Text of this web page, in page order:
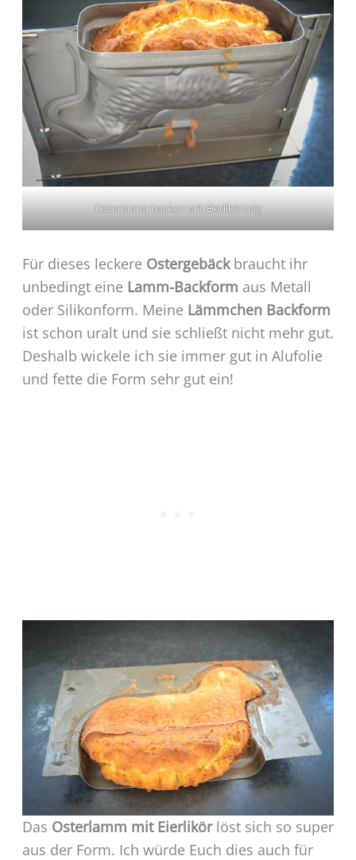
Osterlamm backen mit Eierlikörteig
Für dieses leckere Ostergebäck braucht ihr
unbedingt eine Lamm-Backform aus Metall
oder Silikonform. Meine Lämmchen Backform
ist schon uralt und sie schließt nicht mehr gut.
Deshalb wickele ich sie immer gut in Alufolie
und fette die Form sehr gut ein!
Das Osterlamm mit Eierlikörlöst sich so super
aus der Form. Ich würde Euch dies auch für